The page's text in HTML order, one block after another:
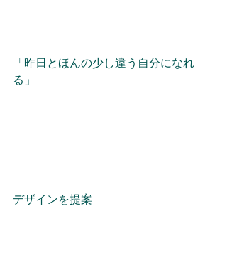
「昨日とほんの少し違う自分になれ
る」
デザインを提案